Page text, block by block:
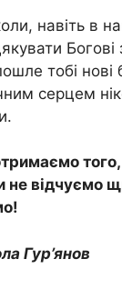
навіть в
Богові
тобі нові
серцем
не відчуємо
Гур’янов